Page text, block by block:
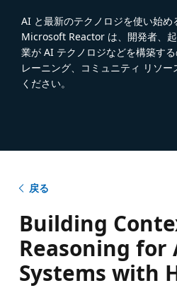
AI と最新のテクノロジを使い始め
Microsoft Reactor は、開発者、
業が AI テクノロジなどを構築す
レーニング、コミュニティ リソ
ください。
戻る
Building
Reasoning for
Systems with